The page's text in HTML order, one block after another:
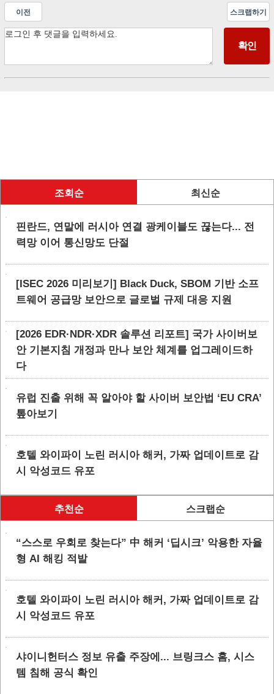
이전 스크랩하기
조회순 최신순
핀란드, 연말에 러시아 연결 광케이블도 끊는다... 전
력망 이어 통신망도 단절
[ISEC 2026 미리보기] Black Duck, SBOM 기반 소프
트웨어 공급망 보안으로 글로벌 규제 대응 지원
[2026 EDR·NDR·XDR 솔루션 리포트] 국가 사이버보
안 기본지침 개정과 만나 보안 체계를 업그레이드하
다
유럽 진출 위해 꼭 알아야 할 사이버 보안법 ‘EU CRA’
톺아보기
호텔 와이파이 노린 러시아 해커, 가짜 업데이트로 감
시 악성코드 유포
추천순 스크랩순
“스스로 우회로 찾는다” 中 해커 ‘딥시크’ 악용한 자율
형 AI 해킹 적발
호텔 와이파이 노린 러시아 해커, 가짜 업데이트로 감
시 악성코드 유포
샤이니헌터스 정보 유출 주장에... 브링크스 홈, 시스
템 침해 공식 확인